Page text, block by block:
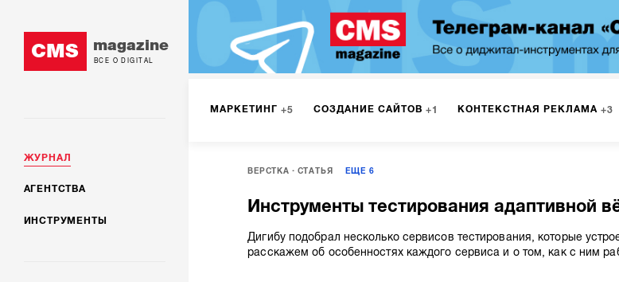
CMS magazine
ВСЕ О DIGITAL
ЖУРНАЛ
АГЕНТСТВА
ИНСТРУМЕНТЫ
МАРКЕТИНГ 5 СОЗДАНИЕ САЙТОВ 1 КОНТЕКСТНАЯ РЕКЛАМА 3
2 ИНТЕРНЕТ-МАРКЕТИНГ
МОБИЛЬНАЯ РАЗРАБОТКА ЮЗАБИЛИТИ ИНТРАНЕТ
ВЕРСТКА СТАТЬЯ ЕЩЕ 6
Инструменты тестирования адаптивной
Дигибу подобрал несколько сервисов тестирования, которые
расскажем об особенностях каждого сервиса и о том, как с ним